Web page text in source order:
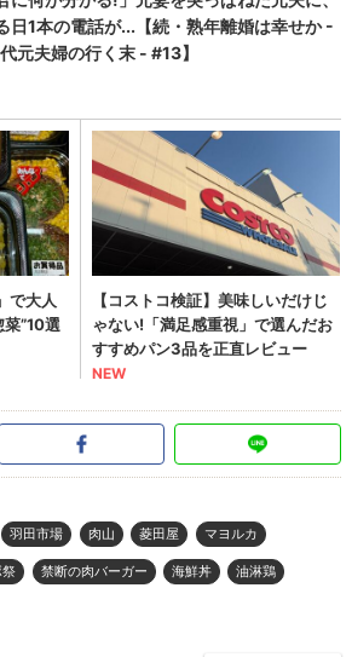
羽田市場 肉山 菱田屋 マヨルカ
禁断の肉バーガー 海鮮丼 油淋鶏